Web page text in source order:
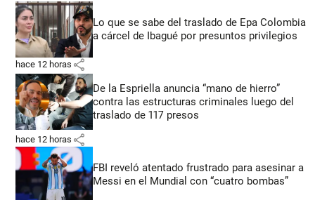
Lo que se sabe del traslado de Epa Colombia
a cárcel de Ibagué por presuntos privilegios
hace 12 horas share
De la Espriella anuncia “mano de hierro”
contra las estructuras criminales luego del
traslado de 117 presos
hace 12 horas share
FBI reveló atentado frustrado para asesinar a
Messi en el Mundial con “cuatro bombas”